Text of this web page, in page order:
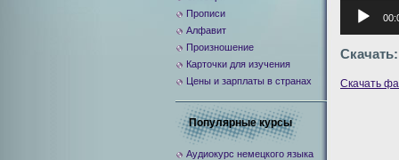
Аудиоплеер
Скачать:
Скачать
Прописи
Алфавит
Произношение
Карточки для изучения
Цены и зарплаты в странах
Популярные курсы
Аудиокурс немецкого языка